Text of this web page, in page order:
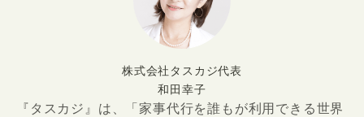
株式会社タスカジ代表
和田幸子
『タスカジ』は、「家事代行を誰もが利用できる世界